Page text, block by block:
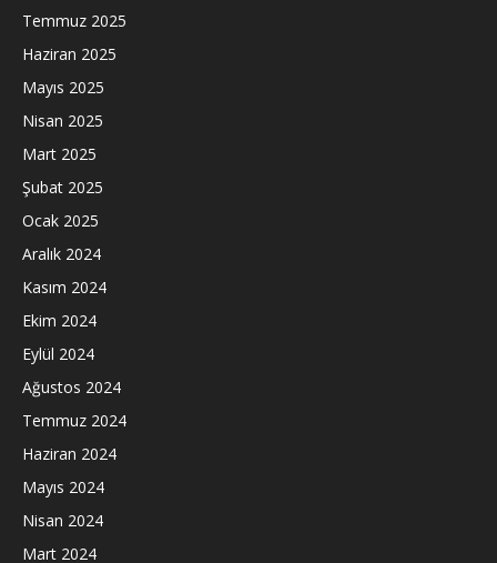
Temmuz 2025
Haziran 2025
Mayıs 2025
Nisan 2025
Mart 2025
Şubat 2025
Ocak 2025
Aralık 2024
Kasım 2024
Ekim 2024
Eylül 2024
Ağustos 2024
Temmuz 2024
Haziran 2024
Mayıs 2024
Nisan 2024
Mart 2024